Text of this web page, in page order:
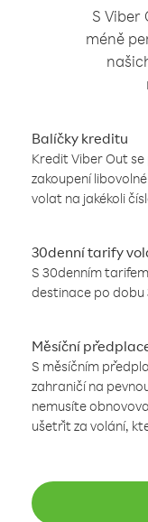
S Viber
méně
Balíčky kreditu
Kredit Viber Out
zakoupení
volat na jakékoli
30denní tarify
S 30denním
destinace po dobu
Měsíční
S měsíčním
zahraničí na
nemusíte
ušetřit za volání,